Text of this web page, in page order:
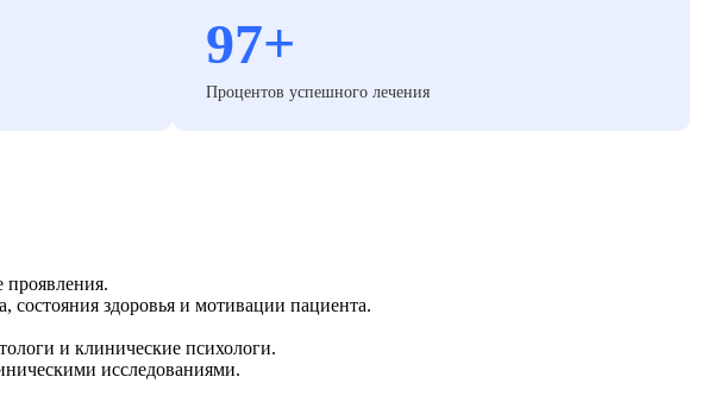
97+
Процентов успешного лечения
проявления.
здоровья и мотивации пациента.
и клинические психологи.
исследованиями.